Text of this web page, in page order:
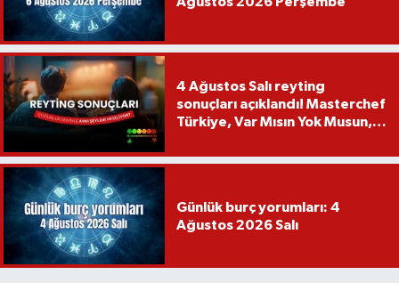
4 Ağustos Salı reyting
sonuçları açıklandı! Masterchef
Türkiye, Var Mısın Yok Musun,
Günlük burç yorumları: 4
Ağustos 2026 Salı